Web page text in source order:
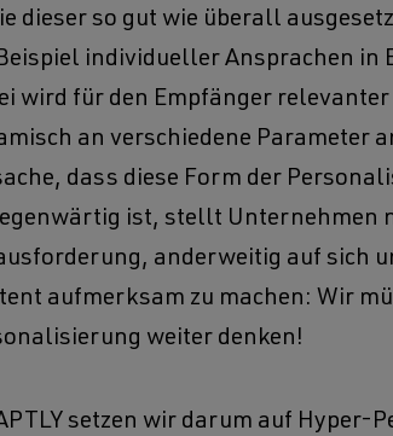
dieser so gut wie überall
individueller Ansprachen in
wird für den Empfänger
an verschiedene Parameter
dass diese Form der
ist, stellt Unternehmen
anderweitig auf sich
aufmerksam zu machen: Wir
weiter denken!
setzen wir darum auf Hyper-